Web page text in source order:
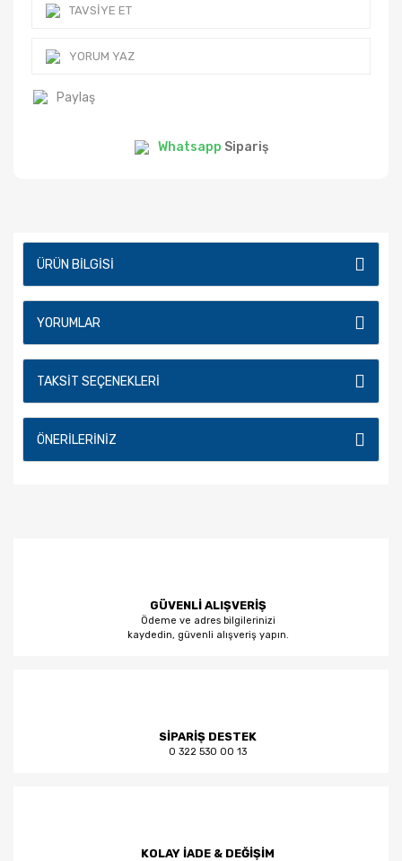
TAVSIYE ET
YORUM YAZ
Paylaş
Whatsapp Sipariş
ÜRÜN BILGISI
YORUMLAR
TAKSIT SEÇENEKLERI
ÖNERILERINIZ
GÜVENLİ ALIŞVERİŞ
Ödeme ve adres bilgilerinizi
kaydedin, güvenli alışveriş yapın.
SİPARİŞ DESTEK
0 322 530 00 13
KOLAY İADE & DEĞİŞİM